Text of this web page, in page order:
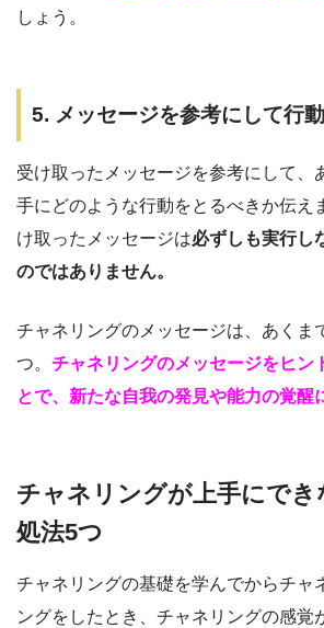
しょう。
5. メッセージを参考にして行
受け取ったメッセージを参考にして、
手にどのような行動をとるべきか伝え
け取ったメッセージは必ずしも実行し
のではありません。
チャネリングのメッセージは、あくま
つ。 チャネリングのメッセージをヒン
とで、新たな自我の発見や能力の覚醒
チャネリングが上手にで
処法5つ
チャネリングの基礎を学んでからチャ
ングをしたとき、チャネリングの感覚